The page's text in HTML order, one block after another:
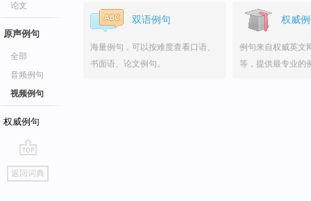
论文
原声例句
全部
音频例句
视频例句
权威例句
go
top
返回词典
双语例句
海量例句，可以按难度查看口语、
书面语、论文例句。
权威
例句来自权威英文
等，提供最专业的